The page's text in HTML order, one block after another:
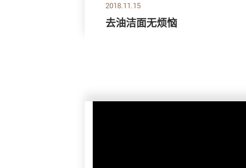
2018.11.15
去油洁面无烦恼